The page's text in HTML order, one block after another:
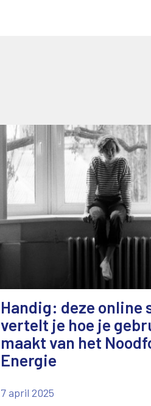
Handig: deze online
vertelt je hoe je
maakt van het
Energie
7 april 2025